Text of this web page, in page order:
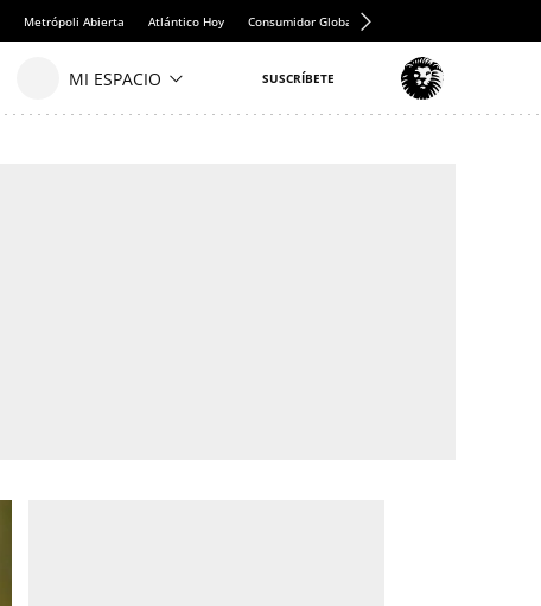
Metrópoli Abierta Atlántico Hoy Consumidor Global